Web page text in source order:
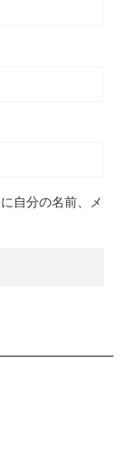
自分の名前、メ